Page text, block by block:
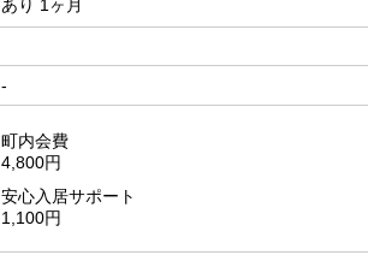
あり 1ヶ月
-
町内会費
4,800円
安心入居サポート
1,100円